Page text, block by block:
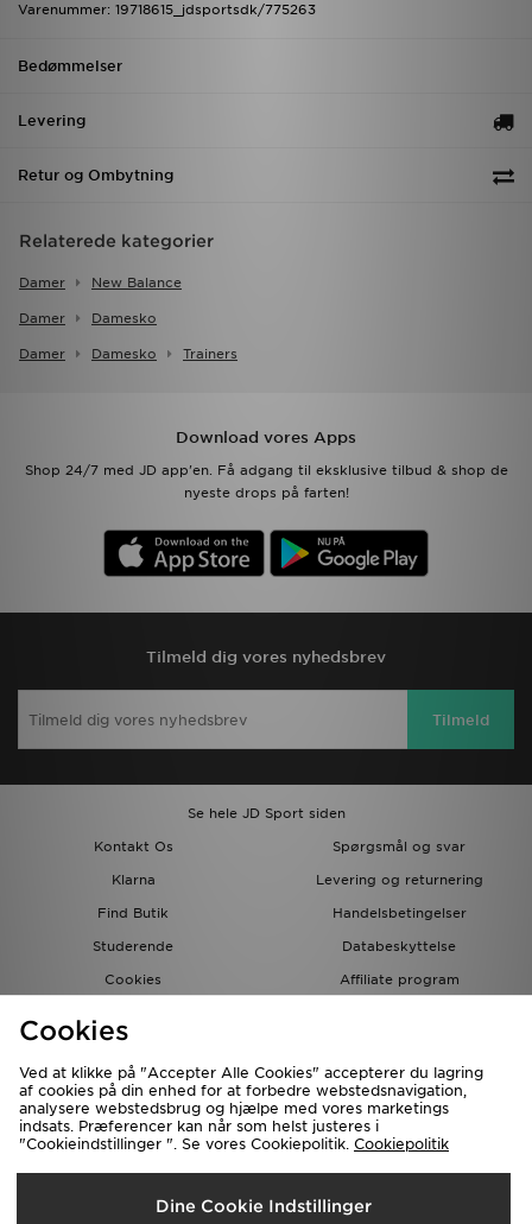
Varenummer: 19718615_jdsportsdk/775263
Bedømmelser
Levering
Retur og Ombytning
Relaterede kategorier
Damer New Balance
Damer Damesko
Damer Damesko Trainers
Download vores Apps
Shop 24/7 med JD app'en. Få adgang til eksklusive tilbud & shop de
nyeste drops på farten!
Tilmeld dig vores nyhedsbrev
Tilmeld
Se hele JD Sport siden
Kontakt Os
Spørgsmål og svar
Klarna
Levering og returnering
Find Butik
Handelsbetingelser
Studerende
Databeskyttelse
Cookies
Affiliate program
Forsendelse Til
Danmark
Cookies
Ved at klikke på "Accepter Alle Cookies" accepterer du lagring
af cookies på din enhed for at forbedre webstedsnavigation,
analysere webstedsbrug og hjælpe med vores marketings
indsats. Præferencer kan når som helst justeres i
"Cookieindstillinger ". Se vores Cookiepolitik. Cookiepolitik
Dine Cookie Indstillinger